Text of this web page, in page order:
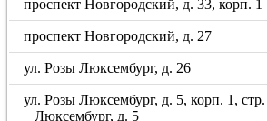
проспект Новгородский, д. 33, корп. 1
проспект Новгородский, д. 27
ул. Розы Люксембург, д. 26
ул. Розы Люксембург, д. 5, корп. 1,
Люксембург, д. 5